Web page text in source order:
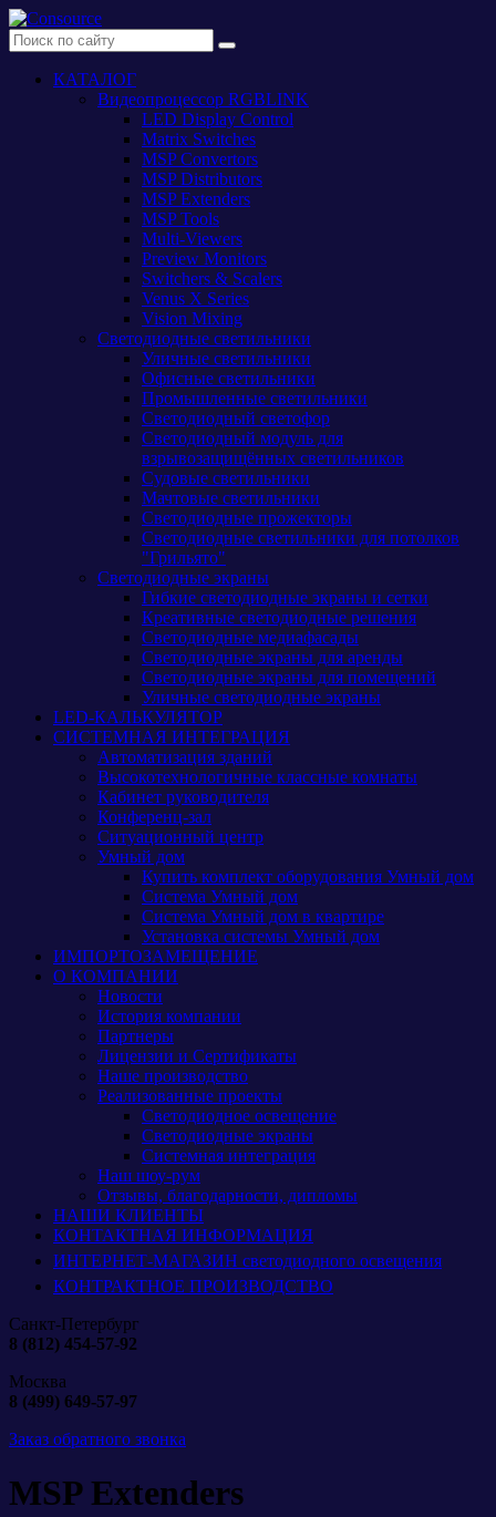
КАТАЛОГ
Видеопроцессор RGBLINK
LED Display Control
Matrix Switches
MSP Convertors
MSP Distributors
MSP Extenders
MSP Tools
Multi-Viewers
Preview Monitors
Switchers & Scalers
Venus X Series
Vision Mixing
Светодиодные светильники
Уличные светильники
Офисные светильники
Промышленные светильники
Светодиодный светофор
Светодиодный модуль для
взрывозащищённых светильников
Судовые светильники
Мачтовые светильники
Светодиодные прожекторы
Светодиодные светильники для потолков
"Грильято"
Светодиодные экраны
Гибкие светодиодные экраны и сетки
Креативные светодиодные решения
Светодиодные медиафасады
Светодиодные экраны для аренды
Светодиодные экраны для помещений
Уличные светодиодные экраны
LED-КАЛЬКУЛЯТОР
СИСТЕМНАЯ ИНТЕГРАЦИЯ
Автоматизация зданий
Высокотехнологичные классные комнаты
Кабинет руководителя
Конференц-зал
Ситуационный центр
Умный дом
Купить комплект оборудования Умный дом
Система Умный дом
Система Умный дом в квартире
Установка системы Умный дом
ИМПОРТОЗАМЕЩЕНИЕ
О КОМПАНИИ
Новости
История компании
Партнеры
Лицензии и Сертификаты
Наше производство
Реализованные проекты
Светодиодное освещение
Светодиодные экраны
Системная интеграция
Наш шоу-рум
Отзывы, благодарности, дипломы
НАШИ КЛИЕНТЫ
КОНТАКТНАЯ ИНФОРМАЦИЯ
ИНТЕРНЕТ-МАГАЗИН светодиодного освещения
КОНТРАКТНОЕ ПРОИЗВОДСТВО
Санкт-Петербург
8 (812) 454-57-92
Москва
8 (499) 649-57-97
Заказ обратного звонка
MSP Extenders